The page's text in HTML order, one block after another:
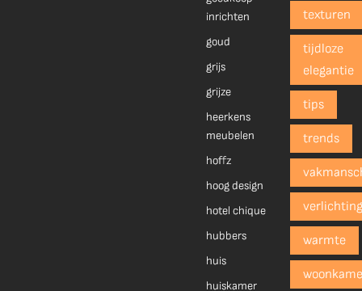
inrichten
goud
grijs
grijze
heerkens
meubelen
hoffz
hoog design
hotel chique
hubbers
huis
huiskamer
texturen
tijdloze
elegantie
tips
trends
warmte